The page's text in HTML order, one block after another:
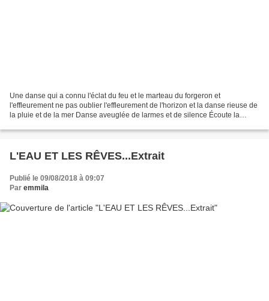
Une danse qui a connu l'éclat du feu et le marteau du forgeron et
l'effleurement ne pas oublier l'effleurement de l'horizon et la danse rieuse de
la pluie et de la mer Danse aveuglée de larmes et de silence Écoute la
L'EAU ET LES RÊVES...Extrait
Publié le 09/08/2018 à 09:07
Par emmila